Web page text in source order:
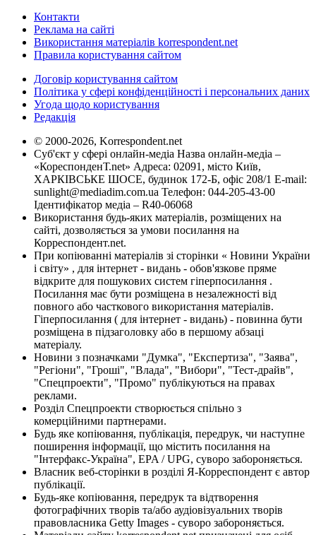
Контакти
Реклама на сайті
Використання матеріалів korrespondent.net
Правила користування сайтом
Договір користування сайтом
Політика у сфері конфіденційності і персональних даних
Угода щодо користування
Редакція
© 2000-2026, Korrespondent.net
Суб'єкт у сфері онлайн-медіа Назва онлайн-медіа –
«КореспонденТ.net» Адреса: 02091, місто Київ,
ХАРКІВСЬКЕ ШОСЕ, будинок 172-Б, офіс 208/1 E-mail:
sunlight@mediadim.com.ua Телефон: 044-205-43-00
Ідентифікатор медіа – R40-06068
Використання будь-яких матеріалів, розміщених на
сайті, дозволяється за умови посилання на
Корреспондент.net.
При копіюванні матеріалів зі сторінки « Новини України
і світу» , для інтернет - видань - обов'язкове пряме
відкрите для пошукових систем гіперпосилання .
Посилання має бути розміщена в незалежності від
повного або часткового використання матеріалів.
Гіперпосилання ( для інтернет - видань) - повинна бути
розміщена в підзаголовку або в першому абзаці
матеріалу.
Новини з позначками "Думка", "Експертиза", "Заява",
"Регіони", "Гроші", "Влада", "Вибори", "Тест-драйв",
"Спецпроекти", "Промо" публікуються на правах
реклами.
Розділ Спецпроекти створюється спільно з
комерційними партнерами.
Будь яке копіювання, публікація, передрук, чи наступне
поширення інформації, що містить посилання на
"Інтерфакс-Україна", EPA / UPG, суворо забороняється.
Власник веб-сторінки в розділі Я-Корреспондент є автор
публікації.
Будь-яке копіювання, передрук та відтворення
фотографічних творів та/або аудіовізуальних творів
правовласника Getty Images - суворо забороняється.